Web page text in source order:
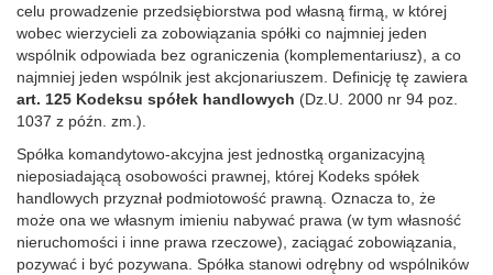
celu prowadzenie przedsiębiorstwa pod własną firmą, w której
wobec wierzycieli za zobowiązania spółki co najmniej jeden
wspólnik odpowiada bez ograniczenia (komplementariusz), a co
najmniej jeden wspólnik jest akcjonariuszem. Definicję tę zawiera
art. 125 Kodeksu spółek handlowych (Dz.U. 2000 nr 94 poz.
1037 z późn. zm.).
Spółka komandytowo-akcyjna jest jednostką organizacyjną
nieposiadającą osobowości prawnej, której Kodeks spółek
handlowych przyznał podmiotowość prawną. Oznacza to, że
może ona we własnym imieniu nabywać prawa (w tym własność
nieruchomości i inne prawa rzeczowe), zaciągać zobowiązania,
pozywać i być pozywana. Spółka stanowi odrębny od wspólników